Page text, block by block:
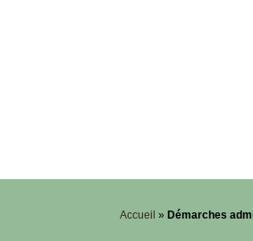
Accueil »Démarches